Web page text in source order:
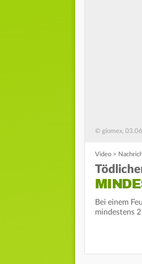
© glomex,
Video >
Bei einem
mindestens